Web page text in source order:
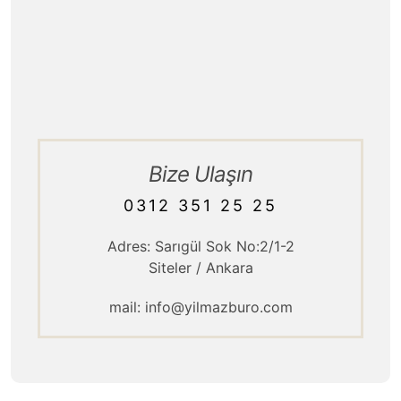
Bize Ulaşın
0312 351 25 25
Adres: Sarıgül Sok No:2/1-2
Siteler / Ankara
mail: info@yilmazburo.com